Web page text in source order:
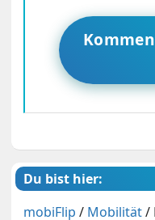
Du bist hier:
mobiFlip / Mobilität/